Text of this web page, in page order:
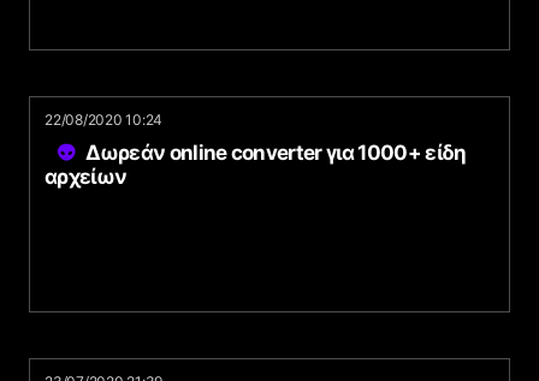
22/08/2020 10:24
Δωρεάν online converter για 1000+ είδη
αρχείων